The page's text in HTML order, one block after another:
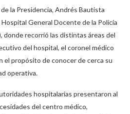
la Presidencia, Andrés Bautista
General Docente de la Policía
donde recorrió las distintas áreas del
del hospital, el coronel médico
el propósito de conocer de cerca su
operativa.
hospitalarias presentaron al
del centro médico,